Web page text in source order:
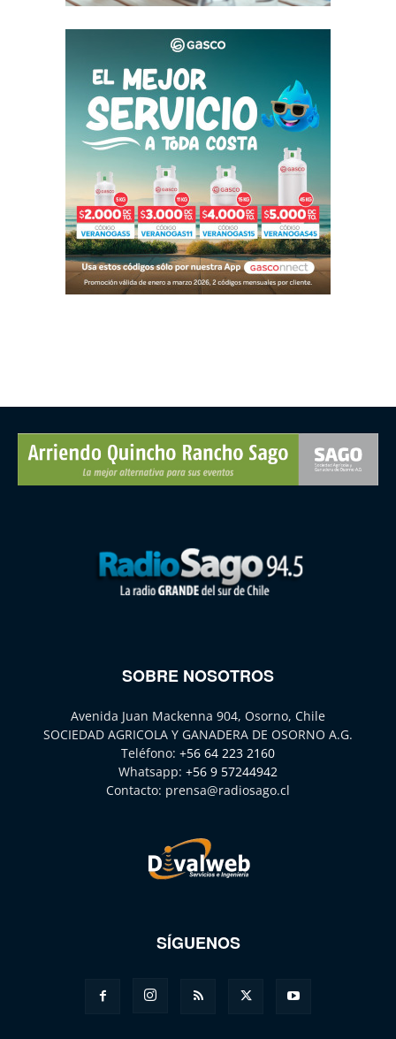
SOBRE NOSOTROS
Avenida Juan Mackenna 904, Osorno, Chile
SOCIEDAD AGRICOLA Y GANADERA DE OSORNO A.G.
Teléfono: +56 64 223 2160
Whatsapp: +56 9 57244942
Contacto: prensa@radiosago.cl
SÍGUENOS